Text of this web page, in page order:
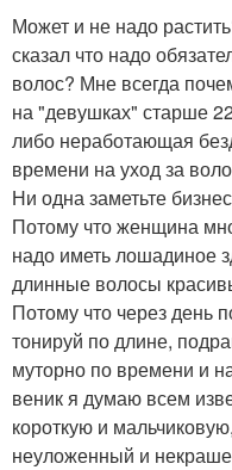
Может и не надо
сказал что надо
волос? Мне всегда
на "девушках" старше
либо неработающая
времени на уход за
Ни одна заметьте
Потому что женщина
надо иметь лошадиное
длинные волосы
Потому что через день
тонируй по длине,
муторно по времени и
веник я думаю всем
короткую и
неуложенный и